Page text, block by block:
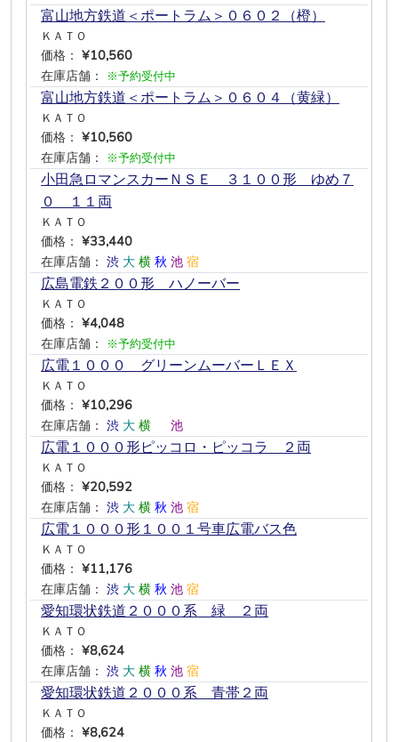
富山地方鉄道＜ポートラム＞０６０２（橙）
ＫＡＴＯ
価格： ¥10,560
在庫店舗：
※予約受付中
富山地方鉄道＜ポートラム＞０６０４（黄緑）
ＫＡＴＯ
価格： ¥10,560
在庫店舗：
※予約受付中
小田急ロマンスカーＮＳＥ ３１００形 ゆめ７
０ １１両
ＫＡＴＯ
価格： ¥33,440
在庫店舗： 渋 大 横 秋 池 宿
広島電鉄２００形 ハノーバー
ＫＡＴＯ
価格： ¥4,048
在庫店舗：
※予約受付中
広電１０００ グリーンムーバーＬＥＸ
ＫＡＴＯ
価格： ¥10,296
在庫店舗： 渋 大 横 池
広電１０００形ピッコロ・ピッコラ ２両
ＫＡＴＯ
価格： ¥20,592
在庫店舗： 渋 大 横 秋 池 宿
広電１０００形１００１号車広電バス色
ＫＡＴＯ
価格： ¥11,176
在庫店舗： 渋 大 横 秋 池 宿
愛知環状鉄道２０００系 緑＿２両
ＫＡＴＯ
価格： ¥8,624
在庫店舗： 渋 大 横 秋 池 宿
愛知環状鉄道２０００系 青帯２両
ＫＡＴＯ
価格： ¥8,624